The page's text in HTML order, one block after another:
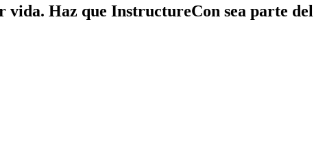
vida. Haz que InstructureCon sea parte